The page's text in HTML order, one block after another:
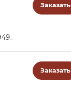
Заказать
Заказать